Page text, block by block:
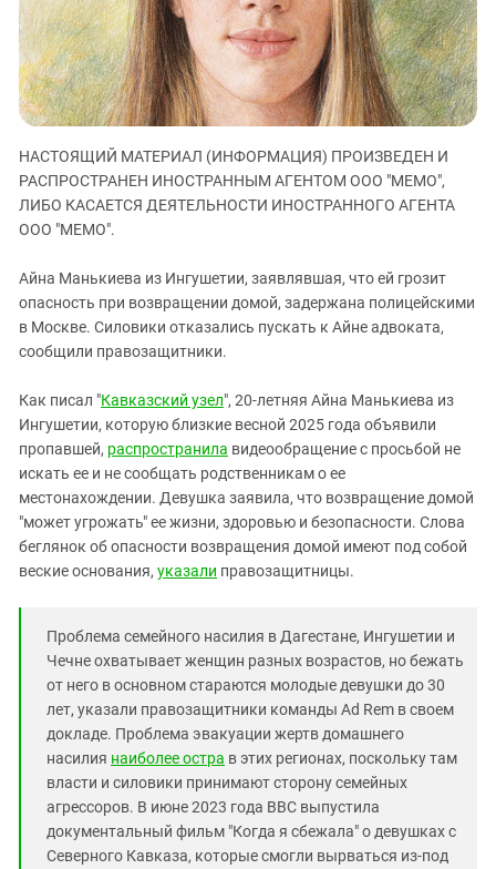
ЗАСТАВЛЯЕТ
КАВКАЗ ЗА ПАЛЕСТИНУ
ИНАКОМЫСЛИЕ В ЧЕЧНЕ
ПРЕСЛЕДОВАНИЕ АКТИВИСТОВ
МОБИЛИЗАЦИЯ И ПРОТЕСТЫ
Дагестан
Ингушетия
Кабардино-Балкария
Калмыкия
Карачаево-Черкесия
Краснодарский край
Нагорный Карабах
Северная Осетия - Алания
СКФО
Ставропольский край
Чечня
Южный Кавказ
НАСТОЯЩИЙ МАТЕРИАЛ (ИНФОРМАЦИЯ) ПРОИЗВЕДЕН И
РАСПРОСТРАНЕН ИНОСТРАННЫМ АГЕНТОМ ООО "МЕМО",
ЛИБО КАСАЕТСЯ ДЕЯТЕЛЬНОСТИ ИНОСТРАННОГО АГЕНТА
ООО "МЕМО".
Айна Манькиева из Ингушетии, заявлявшая, что ей грозит
опасность при возвращении домой, задержана полицейскими
в Москве. Силовики отказались пускать к Айне адвоката,
сообщили правозащитники.
Как писал "Кавказский узел", 20-летняя Айна Манькиева из
Ингушетии, которую близкие весной 2025 года объявили
пропавшей, распространила видеообращение с просьбой не
искать ее и не сообщать родственникам о ее
местонахождении. Девушка заявила, что возвращение домой
"может угрожать" ее жизни, здоровью и безопасности. Слова
беглянок об опасности возвращения домой имеют под собой
веские основания, указали правозащитницы.
Проблема семейного насилия в Дагестане, Ингушетии и
Чечне охватывает женщин разных возрастов, но бежать
от него в основном стараются молодые девушки до 30
лет, указали правозащитники команды Ad Rem в своем
докладе. Проблема эвакуации жертв домашнего
насилия наиболее остра в этих регионах, поскольку там
власти и силовики принимают сторону семейных
агрессоров. В июне 2023 года BBC выпустила
документальный фильм "Когда я сбежала" о девушках с
Северного Кавказа, которые смогли вырваться из-под